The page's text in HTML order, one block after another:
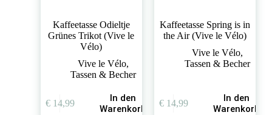
Kaffeetasse Odieltje
Grünes Trikot (Vive le
Vélo)
Vive le Vélo,
Tassen & Becher
€14,99
In den
Warenkorb
Kaffeetasse Spring is in
the Air (Vive le Vélo)
Vive le Vélo,
Tassen & Becher
€14,99
In den
Warenkorb